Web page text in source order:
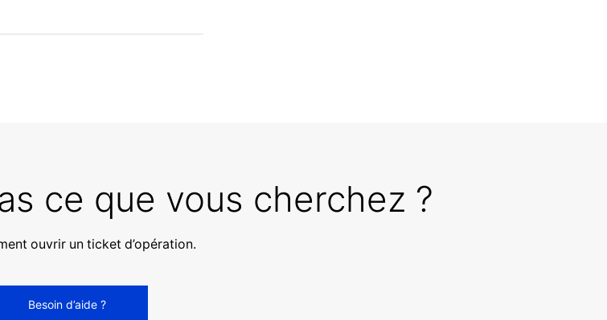
ce que vous cherchez ?
ouvrir un ticket d’opération.
Besoin d’aide ?